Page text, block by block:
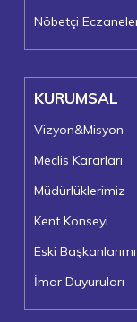
Nöbetçi
KURUMSAL
Vizyon&Misyon
Meclis Kararları
Müdürlüklerimiz
Kent Konseyi
Eski
İmar Duyuruları